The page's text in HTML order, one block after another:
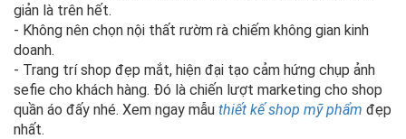
giản là trên hết.
- Không nên chọn nội thất rườm rà chiếm không gian kinh
doanh.
- Trang trí shop đẹp mắt, hiện đại tạo cảm hứng chụp ảnh
sefie cho khách hàng. Đó là chiến lượt marketing cho shop
quần áo đấy nhé. Xem ngay mẫu thiết kế shop mỹ phẩm đẹp
nhất.